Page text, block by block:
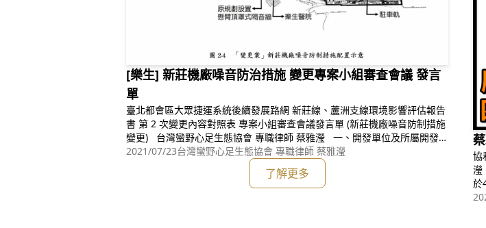
[樂生] 新莊機廠噪音防治措施 變更專案小組審查會議 發言
單
臺北都會區⼤眾捷運系統後續發展路網 新莊線、蘆洲⽀線環境影響評估報告
書 第 2 次變更內容對照表 專案小組審查會議發言單 (新莊機廠噪⾳防制措施
變更) 台灣蠻野⼼⾜⽣態協會 專職律師 蔡雅瀅 ⼀、開發單位及所屬開發計
畫應在釐清： 本件由臺北市政府捷運⼯程局 以「新莊機廠噪⾳防制措施變
更」的名義送審︔但開發基地位於衛
2021/07/23台灣蠻野心足生態協會 專職律師 蔡雅瀅
了解更多
協和
瀅 台電協和燃油電廠規劃改建為燃氣電廠，並擬填海造地18.6公頃(相當
於
團